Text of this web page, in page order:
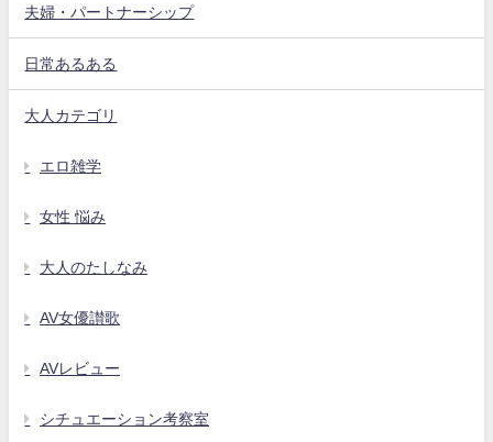
夫婦・パートナーシップ
日常あるある
大人カテゴリ
エロ雑学
女性 悩み
大人のたしなみ
AV女優讃歌
AVレビュー
シチュエーション考察室